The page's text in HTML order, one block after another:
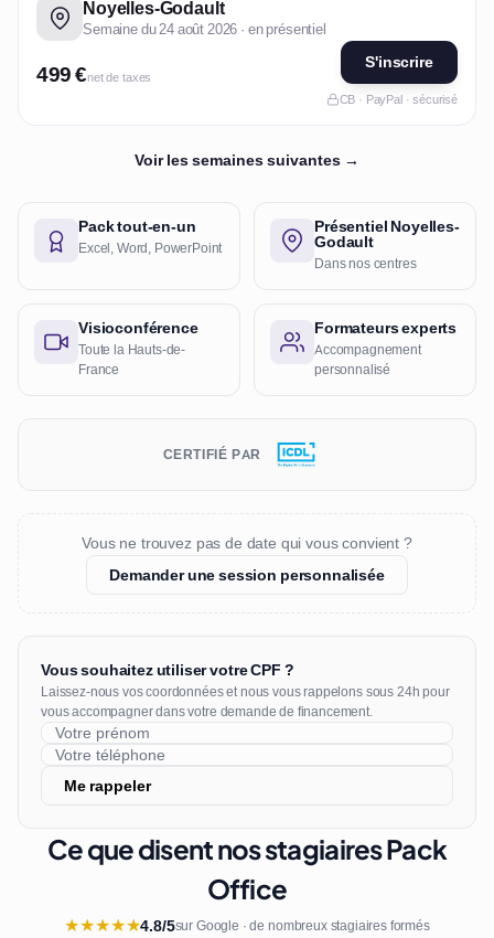
Noyelles-Godault
Semaine du 24 août 2026 · en présentiel
499 €net de taxes
S'inscrire
CB · PayPal · sécurisé
Voir les semaines suivantes →
Pack tout-en-un
Excel, Word, PowerPoint
Présentiel Noyelles-
Godault
Dans nos centres
Visioconférence
Toute la Hauts-de-
France
Formateurs experts
Accompagnement
personnalisé
CERTIFIÉ PAR
Vous ne trouvez pas de date qui vous convient ?
Demander une session personnalisée
Vous souhaitez utiliser votre CPF ?
Laissez-nous vos coordonnées et nous vous rappelons sous 24h pour
vous accompagner dans votre demande de financement.
Me rappeler
Ce que disent nos stagiaires Pack
Office
★★★★★4.8/5sur Google · de nombreux stagiaires formés